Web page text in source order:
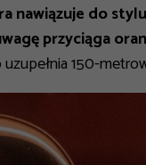
nawiązuje do
przyciąga
150-